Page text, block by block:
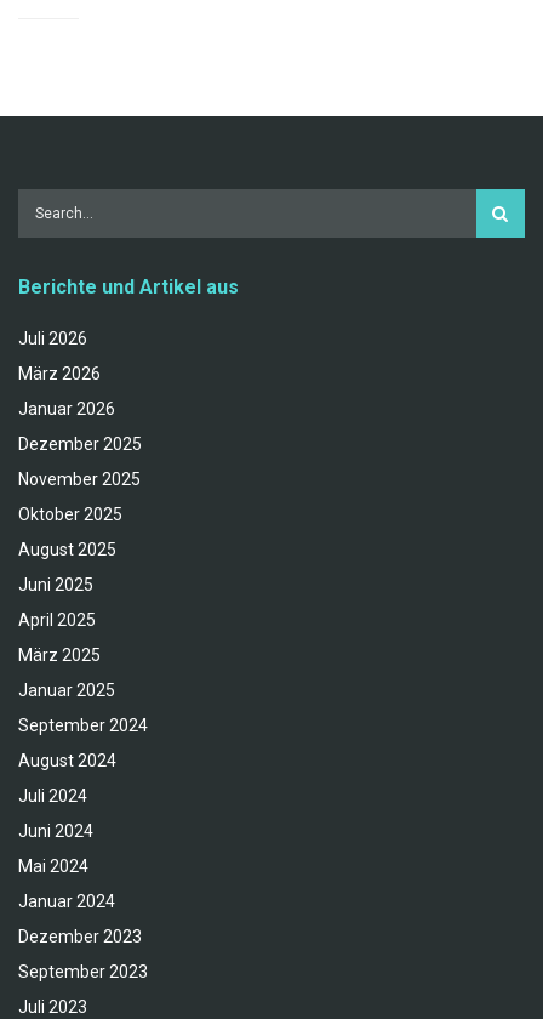
Berichte und Artikel aus
Juli 2026
März 2026
Januar 2026
Dezember 2025
November 2025
Oktober 2025
August 2025
Juni 2025
April 2025
März 2025
Januar 2025
September 2024
August 2024
Juli 2024
Juni 2024
Mai 2024
Januar 2024
Dezember 2023
September 2023
Juli 2023